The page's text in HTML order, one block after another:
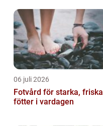
06 juli 2026
Fotvård för starka, friska
fötter i vardagen